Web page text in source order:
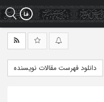
دانلود فهرست مقالات نویسنده